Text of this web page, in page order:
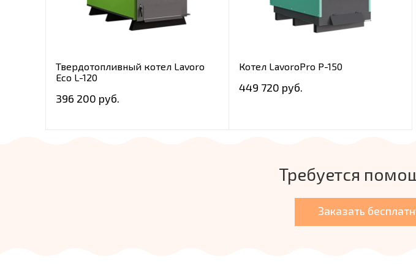
Твердотопливный котел Lavoro
Eco L-120
396 200 руб.
Котел LavoroPro Р-150
449 720 руб.
Требуется
Заказать